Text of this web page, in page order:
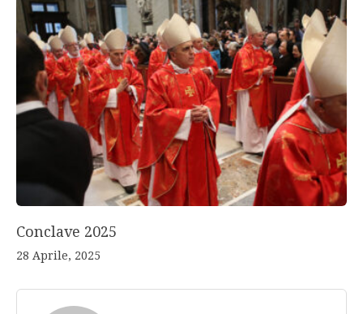
Conclave 2025
28 Aprile, 2025